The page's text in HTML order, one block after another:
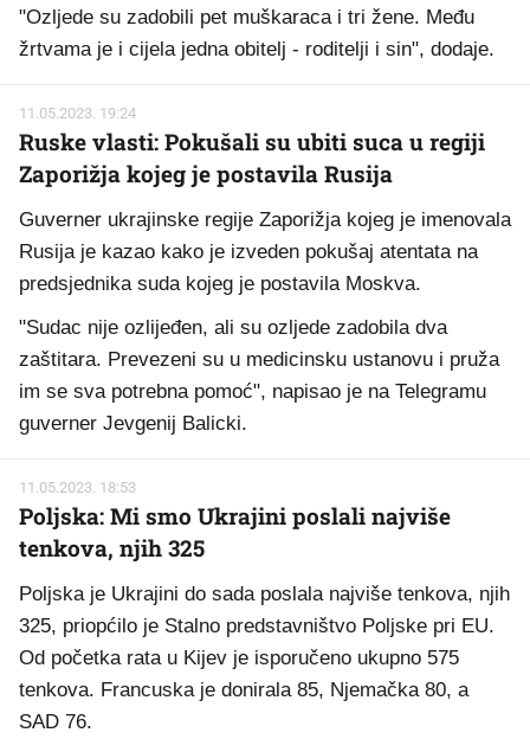
"Ozljede su zadobili pet muškaraca i tri žene. Među
žrtvama je i cijela jedna obitelj - roditelji i sin", dodaje.
11.05.2023. 19:24
Ruske vlasti: Pokušali su ubiti suca u regiji
Zaporižja kojeg je postavila Rusija
Guverner ukrajinske regije Zaporižja kojeg je imenovala
Rusija je kazao kako je izveden pokušaj atentata na
predsjednika suda kojeg je postavila Moskva.
"Sudac nije ozlijeđen, ali su ozljede zadobila dva
zaštitara. Prevezeni su u medicinsku ustanovu i pruža
im se sva potrebna pomoć", napisao je na Telegramu
guverner Jevgenij Balicki.
11.05.2023. 18:53
Poljska: Mi smo Ukrajini poslali najviše
tenkova, njih 325
Poljska je Ukrajini do sada poslala najviše tenkova, njih
325, priopćilo je Stalno predstavništvo Poljske pri EU.
Od početka rata u Kijev je isporučeno ukupno 575
tenkova. Francuska je donirala 85, Njemačka 80, a
SAD 76.